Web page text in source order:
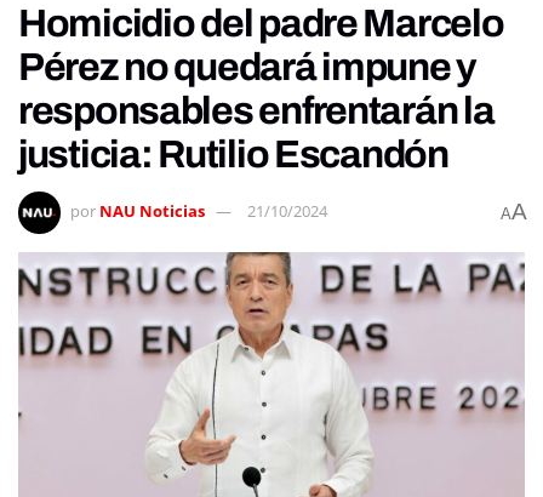
Homicidio del padre Marcelo
Pérez no quedará impune y
responsables enfrentarán la
justicia: Rutilio Escandón
por NAU Noticias 21/10/2024 AA